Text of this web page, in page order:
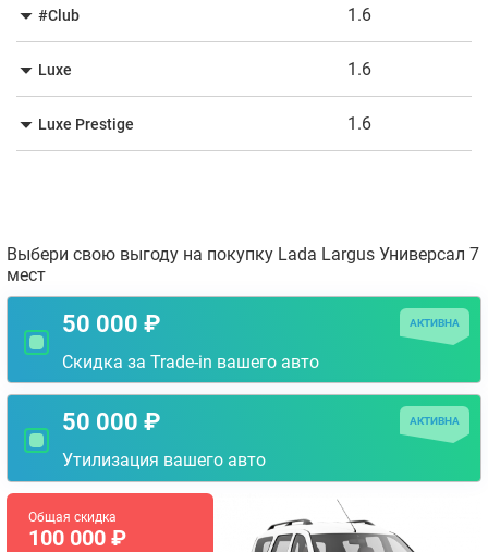
#Club 1.6
Luxe 1.6
Luxe Prestige 1.6
Выбери свою выгоду на покупку Lada Largus Универсал 7
мест
50 000 ₽
Скидка за Trade-in вашего авто
АКТИВНА
50 000 ₽
Утилизация вашего авто
АКТИВНА
Общая скидка
100 000 ₽